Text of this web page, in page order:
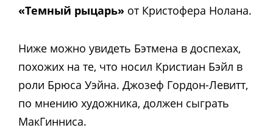
«Темный рыцарь» от Кристофера Нолана.
Ниже можно увидеть Бэтмена в доспехах,
похожих на те, что носил Кристиан Бэйл в
роли Брюса Уэйна. Джозеф Гордон-Левитт,
по мнению художника, должен сыграть
МакГинниса.